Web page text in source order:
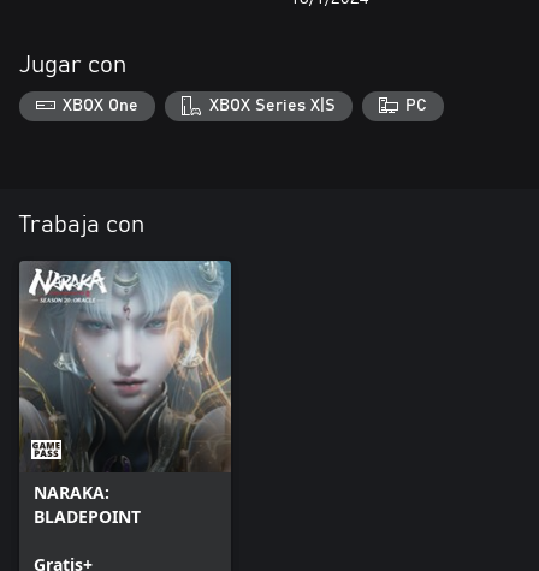
Jugar con
XBOX One XBOX Series X|S PC
Trabaja con
NARAKA:
BLADEPOINT
Gratis+